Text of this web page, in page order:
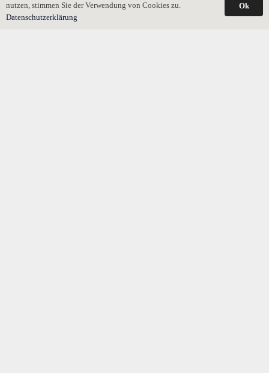
nutzen, stimmen Sie der Verwendung von Cookies zu.
Datenschutzerklärung
Ok